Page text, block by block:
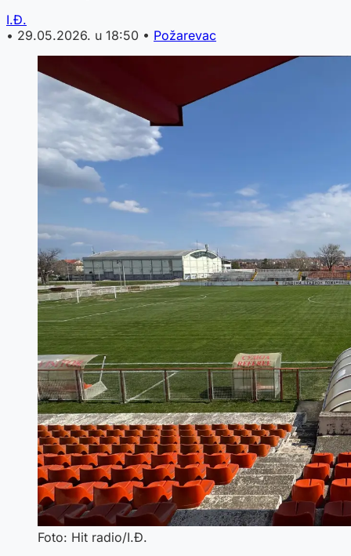
I.Đ.
• 29.05.2026. u 18:50 • Požarevac
Foto: Hit radio/I.Đ.